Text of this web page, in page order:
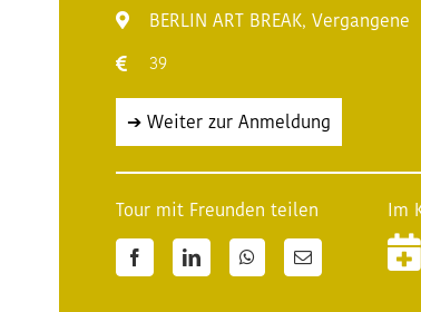
BERLIN ART BREAK,Vergangene
39
➔ Weiter zur Anmeldung
Tour mit Freunden teilen
FacebookLinkedInWhatsApp
E-
Mail
Im